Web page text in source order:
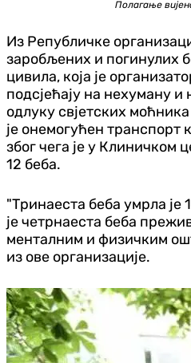
Полагање
Из Републичке
заробљених и погинулих
цивила, која је
подсјећају на нехуману
одлуку свјетских
је онемогућен транспорт
због чега је у Клиничком
12 беба.
"Тринаеста беба умрла је
је четрнаеста беба
менталним и физичким
из ове организације.